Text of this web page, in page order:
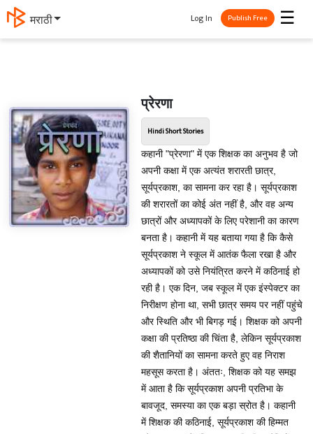
मराठी ☰
Log In Publish Free
प्रेरणा
Hindi Short Stories
कहानी "प्रेरणा" में एक शिक्षक का अनुभव है जो
अपनी कक्षा में एक अत्यंत शरारती छात्र,
सूर्यप्रकाश, का सामना कर रहा है। सूर्यप्रकाश
की शरारतों का कोई अंत नहीं है, और वह अन्य
छात्रों और अध्यापकों के लिए परेशानी का कारण
बनता है। कहानी में यह बताया गया है कि कैसे
सूर्यप्रकाश ने स्कूल में आतंक फैला रखा है और
अध्यापकों को उसे नियंत्रित करने में कठिनाई हो
रही है। एक दिन, जब स्कूल में एक इंस्पेक्टर का
निरीक्षण होना था, सभी छात्र समय पर नहीं पहुंचे
और स्थिति और भी बिगड़ गई। शिक्षक को अपनी
कक्षा की प्रतिष्ठा की चिंता है, लेकिन सूर्यप्रकाश
की शैतानियों का सामना करते हुए वह निराश
महसूस करता है। अंततः, शिक्षक को यह समझ
में आता है कि सूर्यप्रकाश अपनी प्रतिभा के
बावजूद, समस्या का एक बड़ा स्रोत है। कहानी
में शिक्षक की कठिनाई, सूर्यप्रकाश की हिम्मत